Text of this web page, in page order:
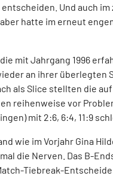
Und auch
hatte im erneut
mit Jahrgang 1996
an ihrer überlegten
als Slice stellten die
reihenweise vor
mit 2:6, 6:4, 11:9
wie im Vorjahr Gina
die Nerven. Das B-
Tiebreak-